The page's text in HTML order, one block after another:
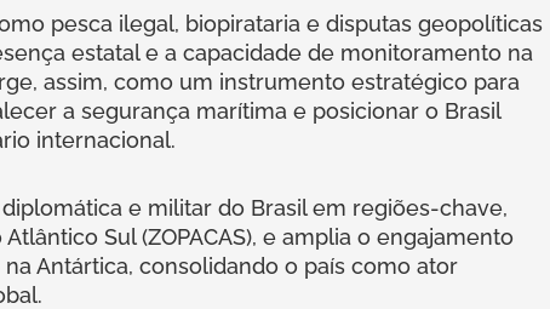
pesca ilegal, biopirataria e disputas geopolíticas
estatal e a capacidade de monitoramento na
assim, como um instrumento estratégico para
a segurança marítima e posicionar o Brasil
internacional.
e militar do Brasil em regiões-chave,
Sul (ZOPACAS), e amplia o engajamento
Antártica, consolidando o país como ator